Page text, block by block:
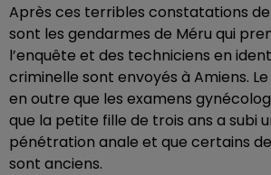
Après ces terribles constatations
sont les gendarmes de Méru qui
l’enquête et des techniciens en
criminelle sont envoyés à Amiens.
en outre que les examens
que la petite fille de trois ans a subi
pénétration anale et que certains
sont anciens.